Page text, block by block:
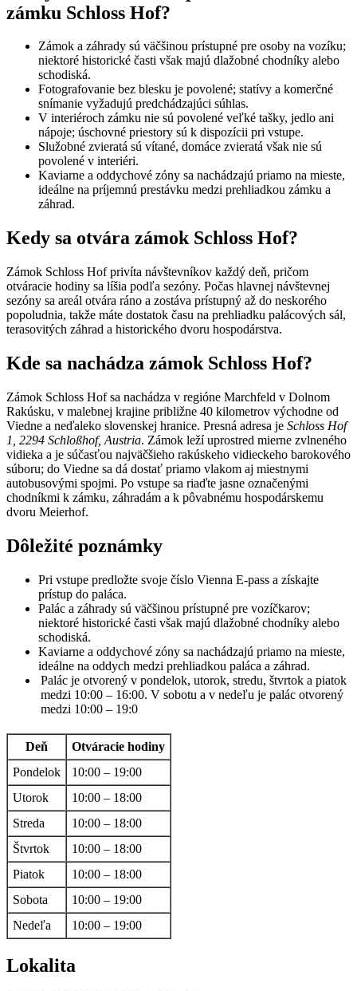
zámku Schloss Hof?
Zámok a záhrady sú väčšinou prístupné pre osoby na vozíku;
niektoré historické časti však majú dlažobné chodníky alebo
schodiská.
Fotografovanie bez blesku je povolené; statívy a komerčné
snímanie vyžadujú predchádzajúci súhlas.
V interiéroch zámku nie sú povolené veľké tašky, jedlo ani
nápoje; úschovné priestory sú k dispozícii pri vstupe.
Služobné zvieratá sú vítané, domáce zvieratá však nie sú
povolené v interiéri.
Kaviarne a oddychové zóny sa nachádzajú priamo na mieste,
ideálne na príjemnú prestávku medzi prehliadkou zámku a
záhrad.
Kedy sa otvára zámok Schloss Hof?
Zámok Schloss Hof privíta návštevníkov každý deň, pričom
otváracie hodiny sa líšia podľa sezóny. Počas hlavnej návštevnej
sezóny sa areál otvára ráno a zostáva prístupný až do neskorého
popoludnia, takže máte dostatok času na prehliadku palácových sál,
terasovitých záhrad a historického dvoru hospodárstva.
Kde sa nachádza zámok Schloss Hof?
Zámok Schloss Hof sa nachádza v regióne Marchfeld v Dolnom
Rakúsku, v malebnej krajine približne 40 kilometrov východne od
Viedne a neďaleko slovenskej hranice. Presná adresa je Schloss Hof
1, 2294 Schloßhof, Austria. Zámok leží uprostred mierne zvlneného
vidieka a je súčasťou najväčšieho rakúskeho vidieckeho barokového
súboru; do Viedne sa dá dostať priamo vlakom aj miestnymi
autobusovými spojmi. Po vstupe sa riaďte jasne označenými
chodníkmi k zámku, záhradám a k pôvabnému hospodárskemu
dvoru Meierhof.
Dôležité poznámky
Pri vstupe predložte svoje číslo Vienna E-pass a získajte
prístup do paláca.
Palác a záhrady sú väčšinou prístupné pre vozíčkarov;
niektoré historické časti však majú dlažobné chodníky alebo
schodiská.
Kaviarne a oddychové zóny sa nachádzajú priamo na mieste,
ideálne na oddych medzi prehliadkou paláca a záhrad.
Palác je otvorený v pondelok, utorok, stredu, štvrtok a piatok
medzi 10:00 – 16:00. V sobotu a v nedeľu je palác otvorený
medzi 10:00 – 19:0
Deň
Otváracie hodiny
Pondelok
10:00 – 19:00
Utorok
10:00 – 18:00
Streda
10:00 – 18:00
Štvrtok
10:00 – 18:00
Piatok
10:00 – 18:00
Sobota
10:00 – 19:00
Nedeľa
10:00 – 19:00
Lokalita